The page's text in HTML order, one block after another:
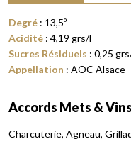
Degré : 13,5º
Acidité : 4,19 grs/l
Sucres Résiduels : 0,25
Appellation : AOC Alsace
Accords Mets & Vins
Charcuterie Agneau